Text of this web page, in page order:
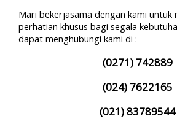
Mari bekerjasama dengan kami untuk
perhatian khusus bagi segala
dapat menghubungi kami di :
(0271) 742889
(024) 7622165
(021) 83789544